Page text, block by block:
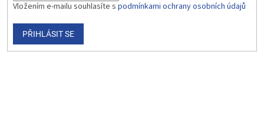
Vložením e-mailu souhlasíte s podmínkami ochrany osobních údajů
PŘIHLÁSIT SE